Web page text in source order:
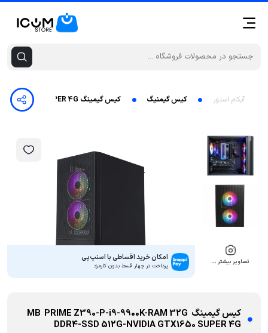
آیکام استور کیس گیمنیگ کیس گیمینگ MB PRIME Z390-P-i9-9900K-RAM 32G DDR4-SSD 512G-NVIDIA GTX1650 SUPER 4G
تصاویر بیشتر … امکان خرید اقساطی با اسنپ‌پی
پرداخت در چهار قسط بدون کارمزد
کیس گیمینگ MB PRIME Z390-P-i9-9900K-RAM 32G
DDR4-SSD 512G-NVIDIA GTX1650 SUPER 4G